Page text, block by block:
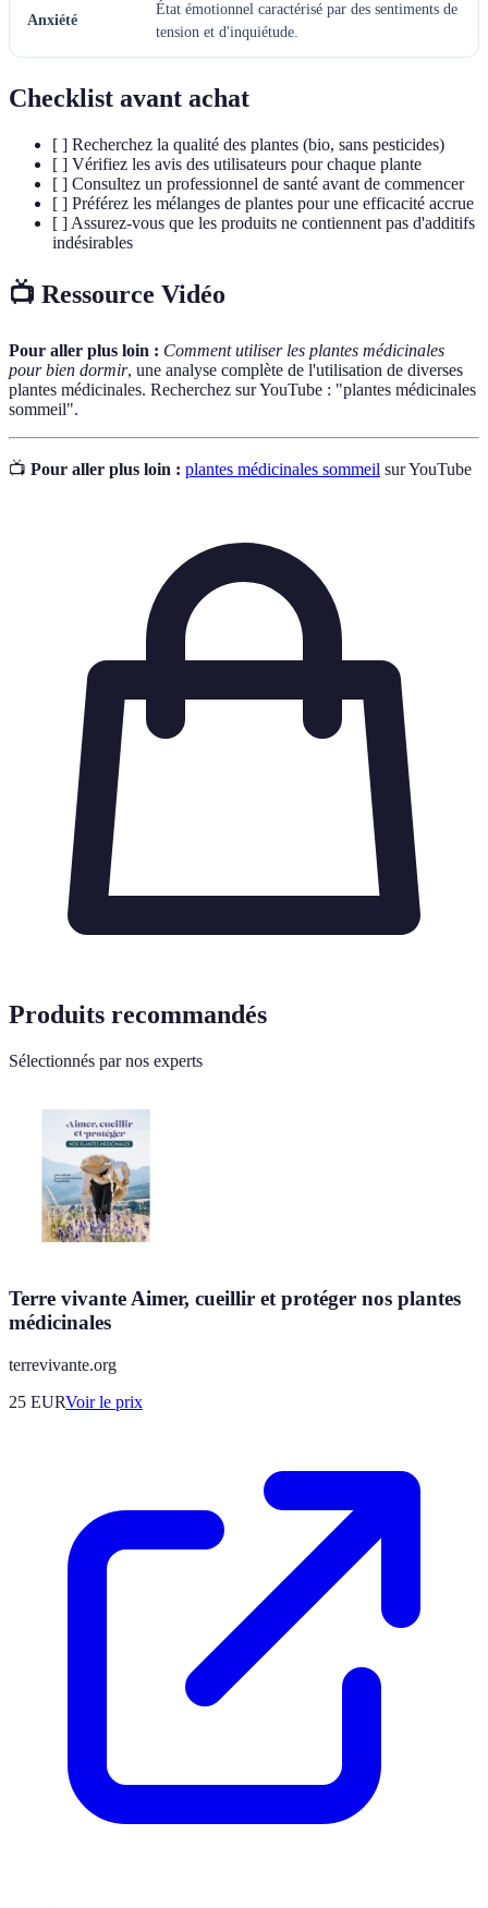
Anxiété
État émotionnel caractérisé par des sentiments de
tension et d'inquiétude.
Checklist avant achat
[ ] Recherchez la qualité des plantes (bio, sans pesticides)
[ ] Vérifiez les avis des utilisateurs pour chaque plante
[ ] Consultez un professionnel de santé avant de commencer
[ ] Préférez les mélanges de plantes pour une efficacité accrue
[ ] Assurez-vous que les produits ne contiennent pas d'additifs
indésirables
📺 Ressource Vidéo
Pour aller plus loin : Comment utiliser les plantes médicinales
pour bien dormir, une analyse complète de l'utilisation de diverses
plantes médicinales. Recherchez sur YouTube : "plantes médicinales
sommeil".
📺 Pour aller plus loin : plantes médicinales sommeil sur YouTube
Produits recommandés
Sélectionnés par nos experts
Terre vivante Aimer, cueillir et protéger nos plantes
médicinales
terrevivante.org
25 EURVoir le prix